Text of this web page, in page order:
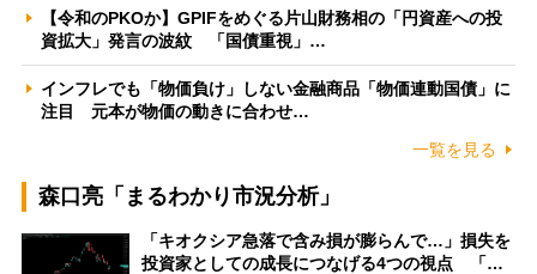
【令和のPKOか】GPIFをめぐる片山財務相の「円資産への投
資拡大」発言の波紋 「国債重視」…
インフレでも「物価負け」しない金融商品「物価連動国債」に
注目 元本が物価の動きに合わせ…
一覧を見る
森口亮「まるわかり市況分析」
「キオクシア急落で含み損が膨らんで…」損失を
投資家としての成長につなげる4つの視点 「…